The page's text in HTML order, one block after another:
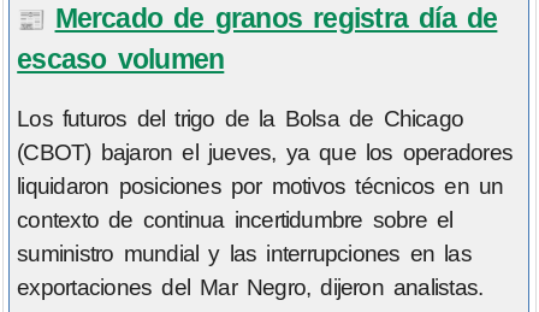
📰 Mercado de granos registra día de
escaso volumen
Los futuros del trigo de la Bolsa de Chicago
(CBOT) bajaron el jueves, ya que los operadores
liquidaron posiciones por motivos técnicos en un
contexto de continua incertidumbre sobre el
suministro mundial y las interrupciones en las
exportaciones del Mar Negro, dijeron analistas.